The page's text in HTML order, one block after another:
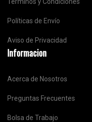
Políticas de Envío
Aviso de Privacidad
Informacion
Acerca de Nosotros
Preguntas Frecuentes
Bolsa de Trabajo